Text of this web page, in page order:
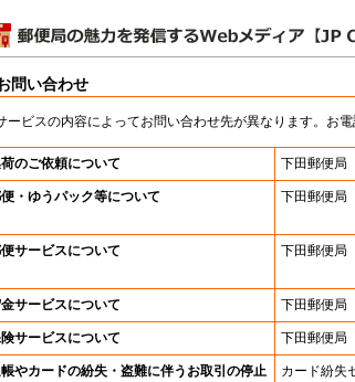
問い合わせ
ービスの内容によってお問い合わせ先が異なります。お電
のご依頼について 下田郵便局
・ゆうパック等について 下田郵便局
サービスについて 下田郵便局
サービスについて 下田郵便局
サービスについて 下田郵便局
やカードの紛失・盗難に伴うお取引の停止 カード紛失